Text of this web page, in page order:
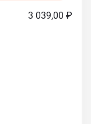
3 039,00 ₽